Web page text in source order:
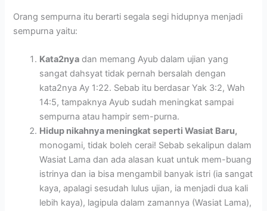
Orang sempurna itu berarti segala segi hidupnya menjadi
sempurna yaitu:
Kata2nya dan memang Ayub dalam ujian yang
sangat dahsyat tidak pernah bersalah dengan
kata2nya Ay 1:22. Sebab itu berdasar Yak 3:2, Wah
14:5, tampaknya Ayub sudah meningkat sampai
sempurna atau hampir sem-purna.
Hidup nikahnya meningkat seperti Wasiat Baru,
monogami, tidak boleh cerai! Sebab sekalipun dalam
Wasiat Lama dan ada alasan kuat untuk mem-buang
istrinya dan ia bisa mengambil banyak istri (ia sangat
kaya, apalagi sesudah lulus ujian, ia menjadi dua kali
lebih kaya), lagipula dalam zamannya (Wasiat Lama),